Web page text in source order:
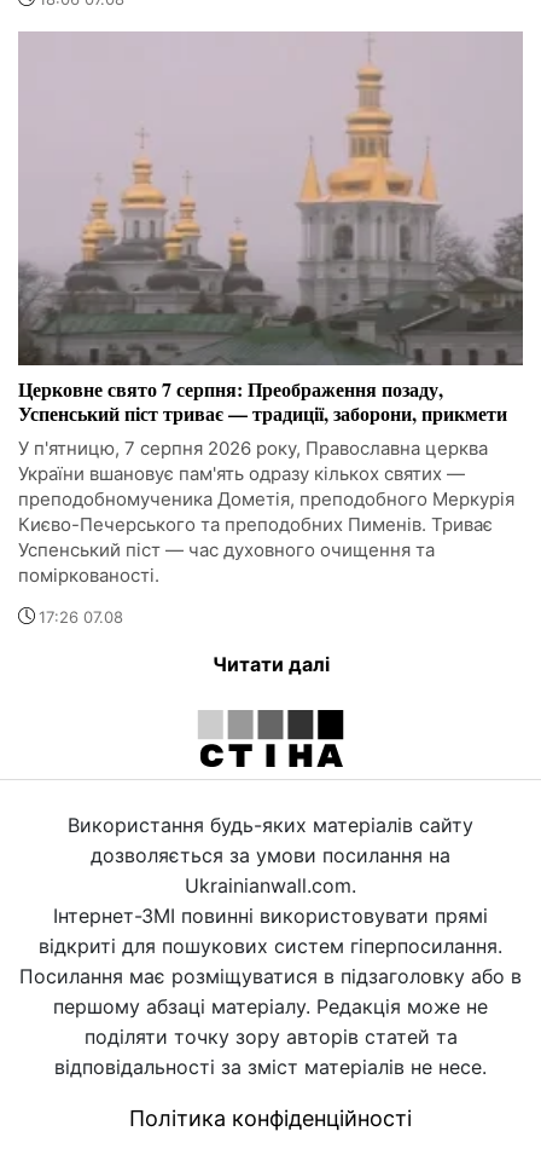
Церковне свято 7 серпня: Преображення позаду,
Успенський піст триває — традиції, заборони, прикмети
У п'ятницю, 7 серпня 2026 року, Православна церква
України вшановує пам'ять одразу кількох святих —
преподобномученика Дометія, преподобного Меркурія
Києво-Печерського та преподобних Пименів. Триває
Успенський піст — час духовного очищення та
поміркованості.
17:26 07.08
Читати далі
Використання будь-яких матеріалів сайту
дозволяється за умови посилання на
Ukrainianwall.com.
Інтернет-ЗМІ повинні використовувати прямі
відкриті для пошукових систем гіперпосилання.
Посилання має розміщуватися в підзаголовку або в
першому абзаці матеріалу. Редакція може не
поділяти точку зору авторів статей та
відповідальності за зміст матеріалів не несе.
Політика конфіденційності